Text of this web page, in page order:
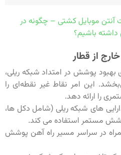
آنتن موبایل کشتی – چگونه در
داشته باشیم؟
از قطار
بهبود پوشش در امتداد شبکه ریلی،
این امر نقاط غیر نقطه‌ای را
را ارائه دهد.
های شبکه ریلی (شامل دکل ها،
مستمر استفاده می کند.
در سراسر مسیر راه آهن پوشش